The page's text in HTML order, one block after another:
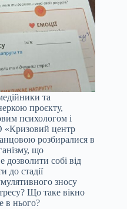
та
проєкту,
психологом і
«Кризовий центр
розбиралися в
що
дозволити собі від
до стадії
зносу
Що таке вікно
в нього?